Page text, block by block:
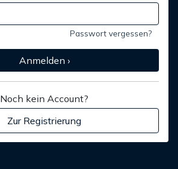
Passwort vergessen?
Anmelden ›
Noch kein Account?
Zur Registrierung